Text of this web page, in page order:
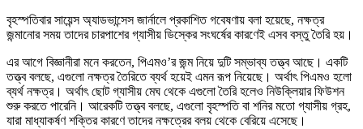
বৃহস্পতিবার সায়েন্স অ্যাডভান্সেস জার্নালে প্রকাশিত গবেষণায় বলা হয়েছে, নক্ষত্র
জন্মানোর সময় তাদের চারপাশের গ্যাসীয় ডিস্কের সংঘর্ষের কারণেই এসব বস্তু তৈরি হয়।
এর আগে বিজ্ঞানীরা মনে করতেন, পিএমও’র জন্ম নিয়ে দুটি সম্ভাব্য তত্ত্ব আছে। একটি
তত্ত্ব বলছে, এগুলো নক্ষত্র তৈরিতে ব্যর্থ হয়েই এমন রূপ নিয়েছে। অর্থাৎ পিএমও হলো
ব্যর্থ নক্ষত্র। অর্থাৎ ছোট গ্যাসীয় মেঘ থেকে এগুলো তৈরি হলেও নিউক্লিয়ার ফিউশন
শুরু করতে পারেনি। আরেকটি তত্ত্ব বলছে, এগুলো বৃহস্পতি বা শনির মতো গ্যাসীয় গ্রহ,
যারা মাধ্যাকর্ষণ শক্তির কারণে তাদের নক্ষত্রের বলয় থেকে বেরিয়ে এসেছে।